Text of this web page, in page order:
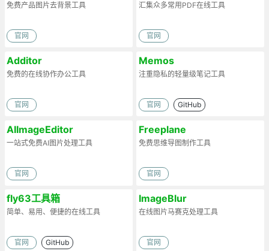
免费产品图片去背景工具
官网
汇集众多常用PDF在线工具
官网
Additor
免费的在线协作办公工具
官网
Memos
注重隐私的轻量级笔记工具
官网 GitHub
AIImageEditor
一站式免费AI图片处理工具
官网
Freeplane
免费思维导图制作工具
官网
fly63工具箱
简单、易用、便捷的在线工具
官网 GitHub
ImageBlur
在线图片马赛克处理工具
官网